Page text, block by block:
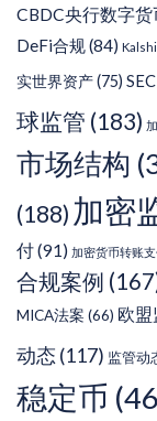
CBDC央行数字货
DeFi合规(84) Kalshi
实世界资产(75) SEC
球监管 (183)
市场结构
(188) 加密
付(91) 加密货币转账
合规案例
MICA法案 (66) 欧盟
动态 (117) 监管动
稳定币